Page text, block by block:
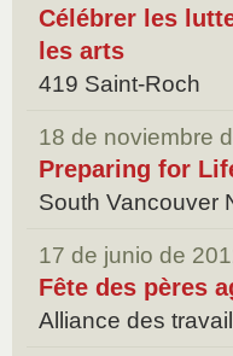
Célébrer les
les arts
419 Saint-Roch
18 de noviembre
Preparing for
South Vancouver
17 de junio de
Fête des pères
Alliance des